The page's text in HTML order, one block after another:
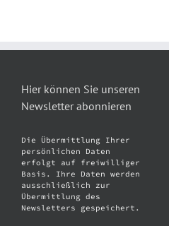
Hier können Sie unseren
Newsletter abonnieren
Die Übermittlung Ihrer
persönlichen Daten
erfolgt auf freiwilliger
Basis. Ihre Daten werden
ausschließlich zur
Übermittlung des
Newsletters gespeichert.